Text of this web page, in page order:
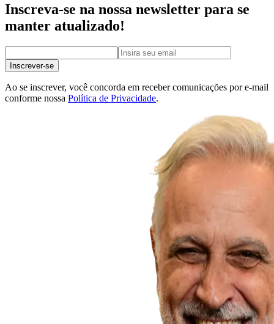
Inscreva-se na nossa newsletter para se
manter atualizado!
Inscrever-se
Ao se inscrever, você concorda em receber comunicações por e-mail
conforme nossa Política de Privacidade.